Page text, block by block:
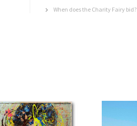
When does the Charity Fairy bid?